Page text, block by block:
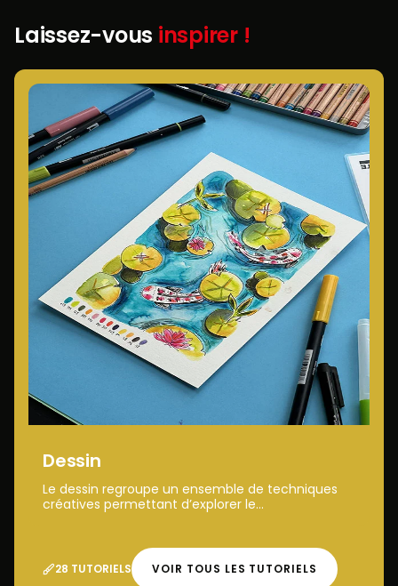
Laissez-vous inspirer !
Dessin
Le dessin regroupe un ensemble de techniques
créatives permettant d’explorer le...
28 TUTORIELS VOIR TOUS LES TUTORIELS